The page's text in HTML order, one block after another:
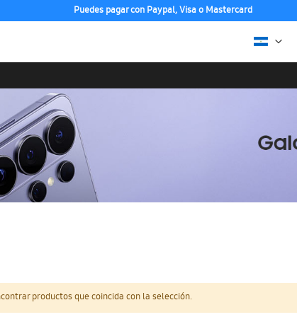
Puedes pagar con Paypal, Visa o Mastercard
productos que coincida con la selección.